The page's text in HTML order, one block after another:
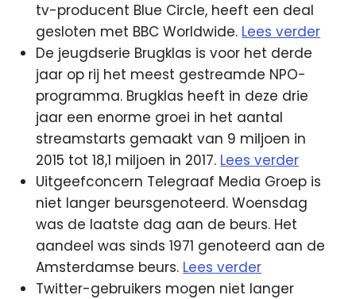
tv-producent Blue Circle, heeft een deal
gesloten met BBC Worldwide. Lees verder
De jeugdserie Brugklas is voor het derde
jaar op rij het meest gestreamde NPO-
programma. Brugklas heeft in deze drie
jaar een enorme groei in het aantal
streamstarts gemaakt van 9 miljoen in
2015 tot 18,1 miljoen in 2017. Lees verder
Uitgeefconcern Telegraaf Media Groep is
niet langer beursgenoteerd. Woensdag
was de laatste dag aan de beurs. Het
aandeel was sinds 1971 genoteerd aan de
Amsterdamse beurs. Lees verder
Twitter-gebruikers mogen niet langer